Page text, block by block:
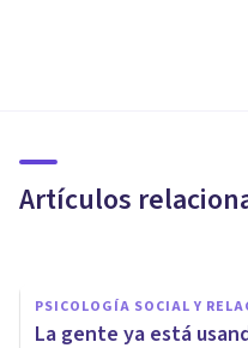
Artículos
mental?
PSICOLOGÍA SOCIAL Y
La gente ya está